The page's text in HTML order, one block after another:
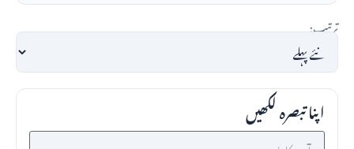
ترتیب:
اپنا تبصرہ لکھیں